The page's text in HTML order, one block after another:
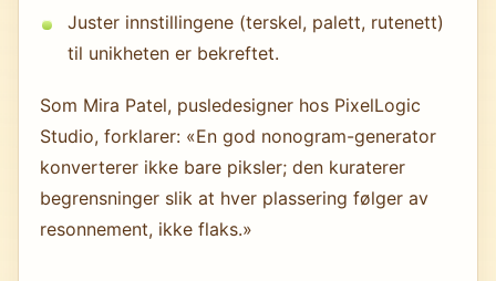
Juster innstillingene (terskel, palett, rutenett)
til unikheten er bekreftet.
Som Mira Patel, pusledesigner hos PixelLogic
Studio, forklarer: «En god nonogram-generator
konverterer ikke bare piksler; den kuraterer
begrensninger slik at hver plassering følger av
resonnement, ikke flaks.»